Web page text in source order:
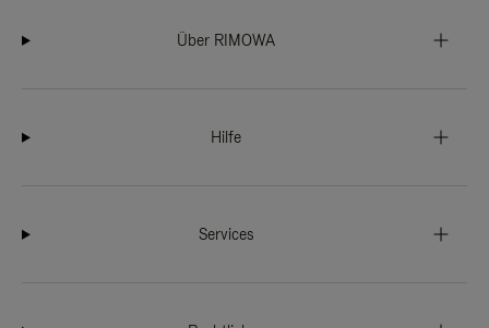
Über RIMOWA
Hilfe
Services